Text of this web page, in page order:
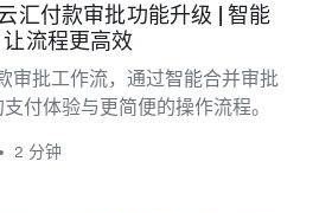
汇付款审批功能升级 | 智能
流程更高效
审批工作流，通过智能合并审批
付体验与更简便的操作流程。
• 2 分钟